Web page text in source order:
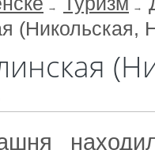
(Никольская,